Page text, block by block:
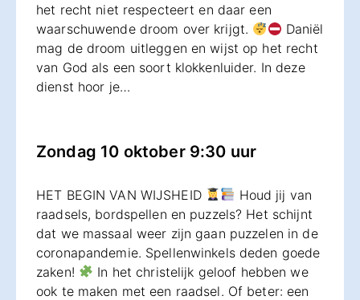
het recht niet respecteert en daar een
waarschuwende droom over krijgt.
Daniël
mag de droom uitleggen en wijst op het recht
van God als een soort klokkenluider. In deze
dienst hoor je…
Zondag 10 oktober 9:30 uur
HET BEGIN VAN WIJSHEID
Houd jij van
raadsels, bordspellen en puzzels? Het schijnt
dat we massaal weer zijn gaan puzzelen in de
coronapandemie. Spellenwinkels deden goede
zaken!
In het christelijk geloof hebben we
ook te maken met een raadsel. Of beter: een